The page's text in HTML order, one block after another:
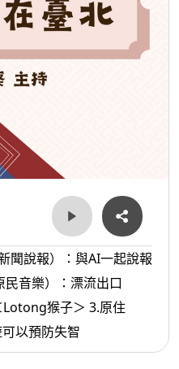
聞說報）：與AI一起說報
Lotong猴子＞ 3.原住
以預防失智